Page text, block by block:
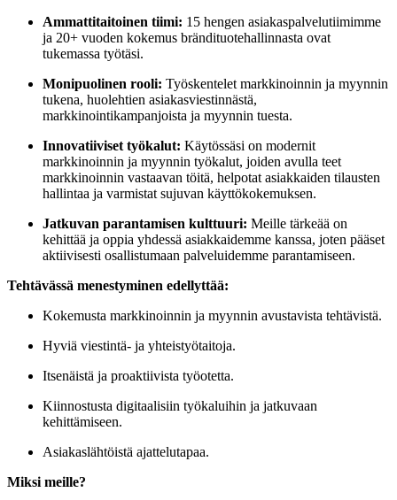
Ammattitaitoinen tiimi: 15 hengen asiakaspalvelutiimimme
ja 20+ vuoden kokemus brändituotehallinnasta ovat
tukemassa työtäsi.
Monipuolinen rooli: Työskentelet markkinoinnin ja myynnin
tukena, huolehtien asiakasviestinnästä,
markkinointikampanjoista ja myynnin tuesta.
Innovatiiviset työkalut: Käytössäsi on modernit
markkinoinnin ja myynnin työkalut, joiden avulla teet
markkinoinnin vastaavan töitä, helpotat asiakkaiden tilausten
hallintaa ja varmistat sujuvan käyttökokemuksen.
Jatkuvan parantamisen kulttuuri: Meille tärkeää on
kehittää ja oppia yhdessä asiakkaidemme kanssa, joten pääset
aktiivisesti osallistumaan palveluidemme parantamiseen.
Tehtävässä menestyminen edellyttää:
Kokemusta markkinoinnin ja myynnin avustavista tehtävistä.
Hyviä viestintä- ja yhteistyötaitoja.
Itsenäistä ja proaktiivista työotetta.
Kiinnostusta digitaalisiin työkaluihin ja jatkuvaan
kehittämiseen.
Asiakaslähtöistä ajattelutapaa.
Miksi meille?